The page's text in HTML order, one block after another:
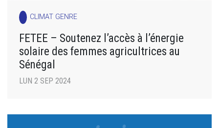
CLIMAT GENRE
FETEE – Soutenez l’accès à l’énergie
solaire des femmes agricultrices au
Sénégal
LUN 2 SEP 2024